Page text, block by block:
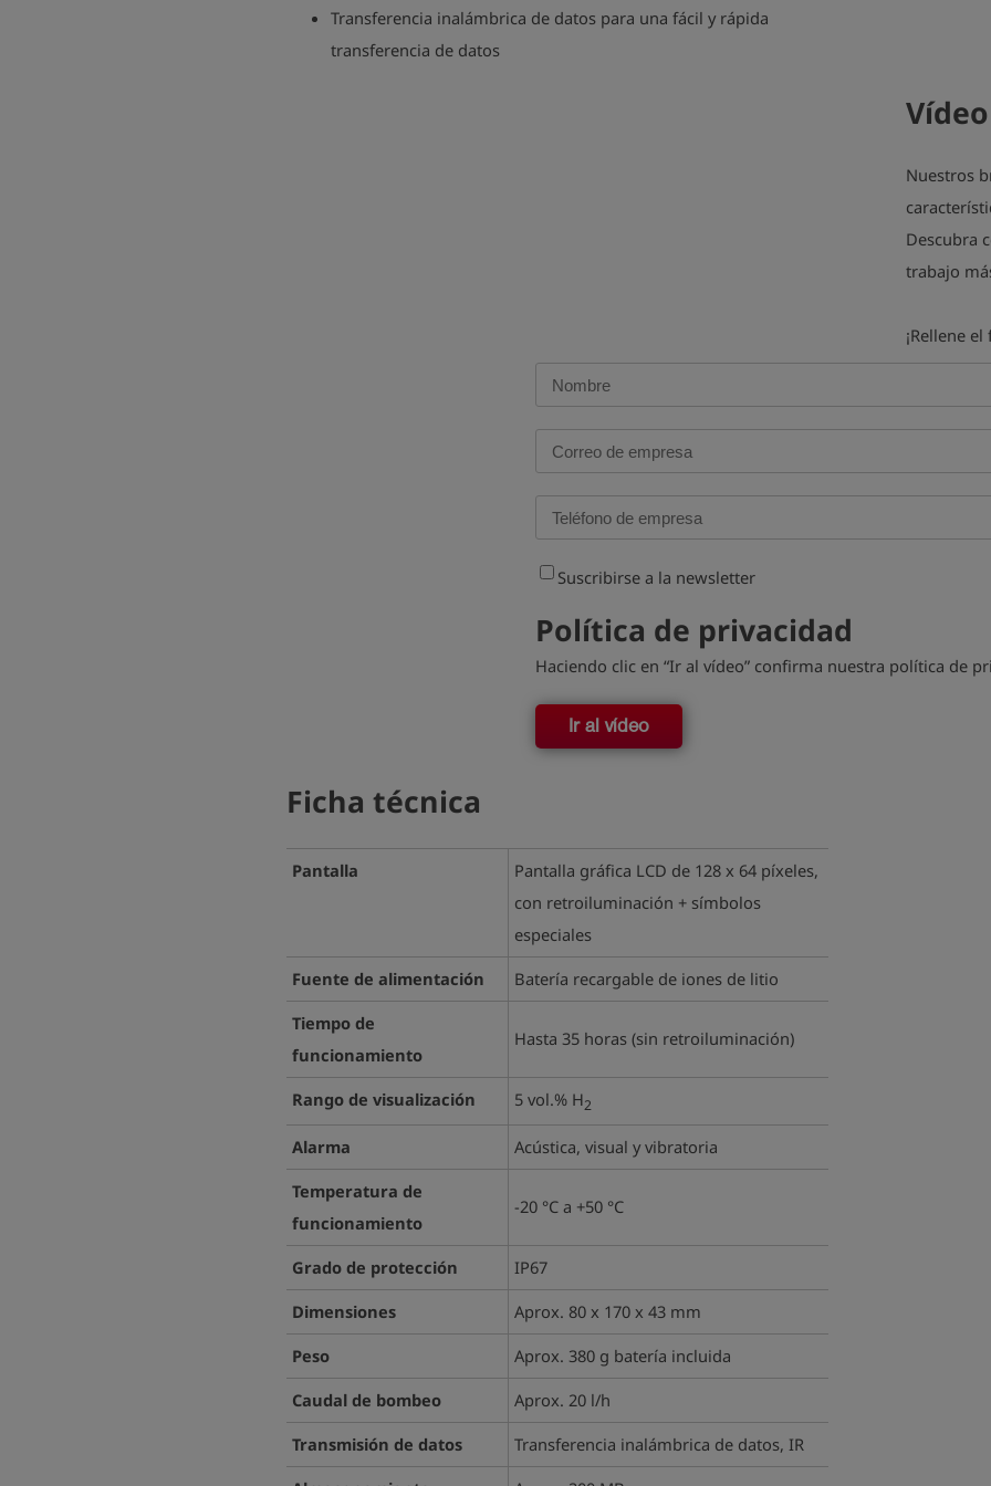
Transferencia inalámbrica de datos para una fácil y rápida
transferencia de datos
Nuestros
Descubra
trabajo
¡Rellene
Suscribirse a la newsletter
Política de privacidad
Haciendo clic en “Ir al vídeo” confirma nuestra política de
Ir al vídeo
Ficha técnica
Pantalla
Pantalla gráfica LCD de 128 x 64 píxeles,
con retroiluminación + símbolos
especiales
Fuente de alimentación
Batería recargable de iones de litio
Tiempo de
funcionamiento
Hasta 35 horas (sin retroiluminación)
Rango de visualización 5 vol.% H2
Alarma
Acústica, visual y vibratoria
Temperatura de
funcionamiento
-20 °C a +50 °C
Grado de protección
IP67
Dimensiones
Aprox. 80 x 170 x 43 mm
Peso
Aprox. 380 g batería incluida
Caudal de bombeo
Aprox. 20 l/h
Transmisión de datos
Transferencia inalámbrica de datos, IR